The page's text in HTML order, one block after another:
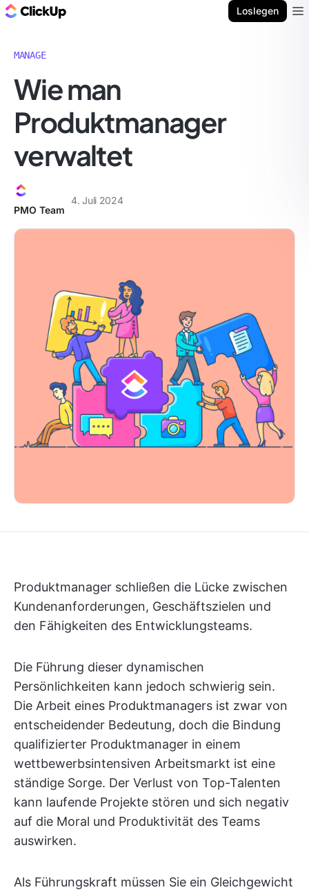
Loslegen
MANAGE
Wie man
Produktmanager
verwaltet
PMO Team
4. Juli 2024
Produktmanager schließen die Lücke zwischen
Kundenanforderungen, Geschäftszielen und
den Fähigkeiten des Entwicklungsteams.
Die Führung dieser dynamischen
Persönlichkeiten kann jedoch schwierig sein.
Die Arbeit eines Produktmanagers ist zwar von
entscheidender Bedeutung, doch die Bindung
qualifizierter Produktmanager in einem
wettbewerbsintensiven Arbeitsmarkt ist eine
ständige Sorge. Der Verlust von Top-Talenten
kann laufende Projekte stören und sich negativ
auf die Moral und Produktivität des Teams
auswirken.
Als Führungskraft müssen Sie ein Gleichgewicht